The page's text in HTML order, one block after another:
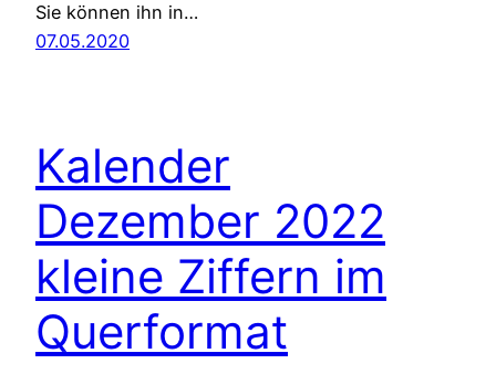
Sie können ihn in…
07.05.2020
Kalender
Dezember 2022
kleine Ziffern im
Querformat